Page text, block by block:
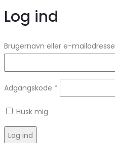
Log ind
Brugernavn eller e-mailadresse
Adgangskode *
Husk mig
Log ind